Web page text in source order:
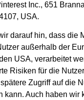
Inc., 651
USA.
darauf hin, dass die
außerhalb der
USA, verarbeitet
Risiken für die
Zugriff auf die
kann. Auch haben wir